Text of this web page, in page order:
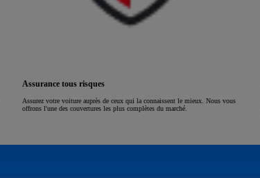
Assurance tous risques
Assurez votre voiture auprès de ceux qui la connaissent le mieux. Nous vous
offrons l'une des couvertures les plus complètes du marché.